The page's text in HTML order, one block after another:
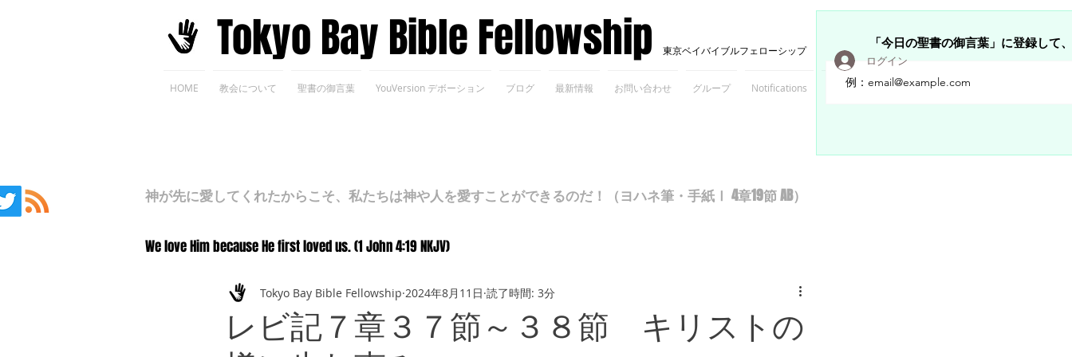
​Tokyo Bay Bible Fellowship 東京ベイバイブルフェローシップ
HOME 教会について 聖書の御言葉 YouVersion デボーション ブログ 最新情報 お問い合わせ グループ Notifications Members
「今日の聖書の御言葉」に登録して
ログイン
神が先に愛してくれたからこそ、私たちは神や人を愛すことができるのだ！（ヨハネ筆・手紙Ⅰ 4章19節 AB）
We love Him because He first loved us. (1 John 4:19 NKJV)
レビ記７章３７節～３８節 キリストの
Tokyo Bay Bible Fellowship 2024年8月11日 読了時間: 3分